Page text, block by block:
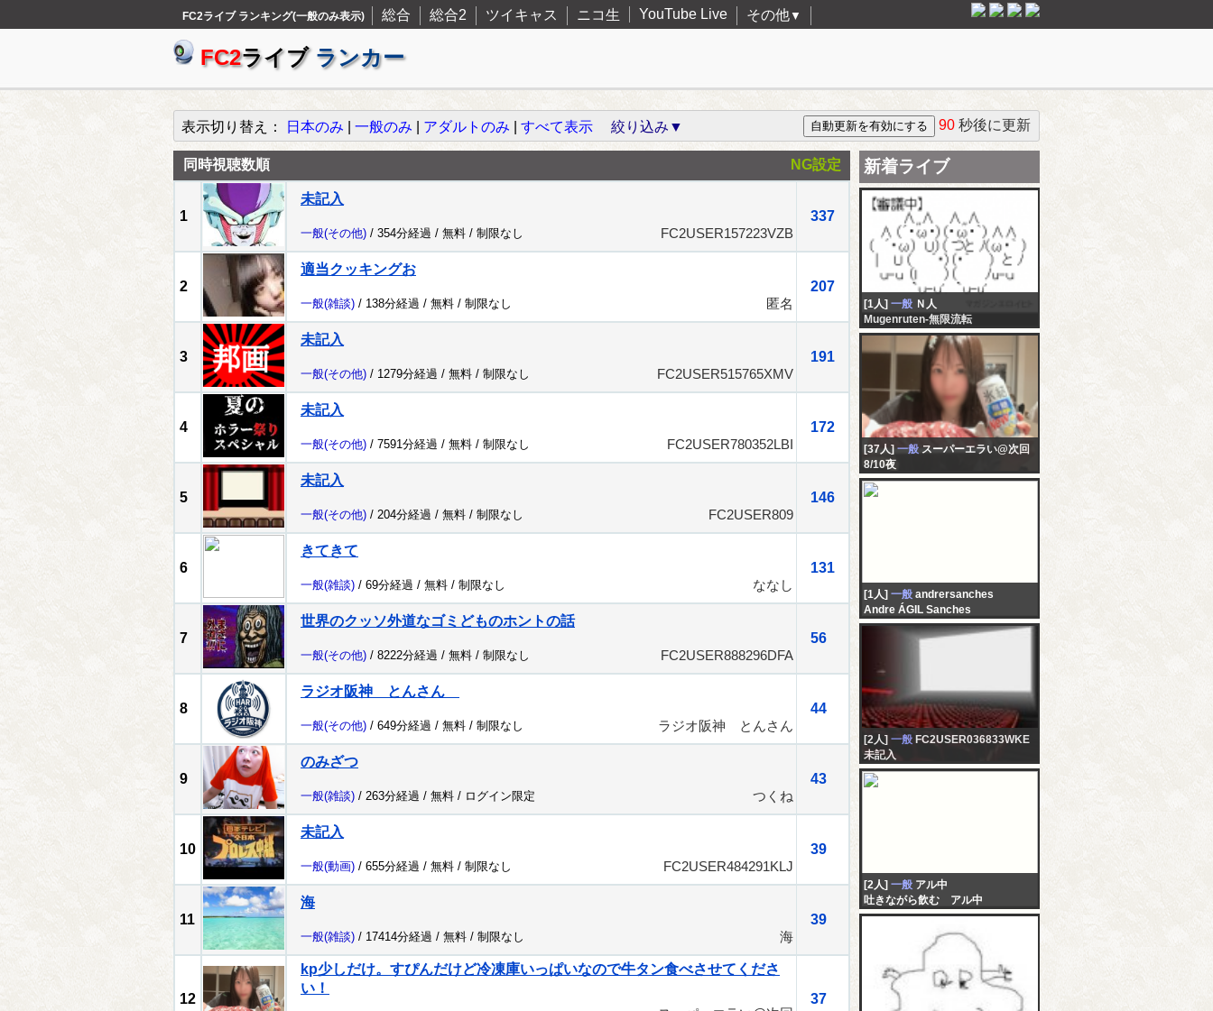
FC2ライブ ランキング(一般のみ表示) 総合 総合2 ツイキャス ニコ生 YouTube Live その他▼
FC2ライブ ランカー
表示切り替え： 日本のみ 一般のみ アダルトのみ すべて表示 絞り込み▼ 90 秒後に更新
同時視聴数順 NG設定
1
未記入
337
一般(その他) / 354分経過 / 無料 / 制限なし FC2USER157223VZB
2
適当クッキングお
207
一般(雑談) / 138分経過 / 無料 / 制限なし 匿名
3
未記入
191
一般(その他) / 1279分経過 / 無料 / 制限なし FC2USER515765XMV
4
未記入
172
一般(その他) / 7591分経過 / 無料 / 制限なし FC2USER780352LBI
5
未記入
146
一般(その他) / 204分経過 / 無料 / 制限なし FC2USER809
6
きてきて
131
一般(雑談) / 69分経過 / 無料 / 制限なし ななし
7
世界のクッソ外道なゴミどものホントの話
56
一般(その他) / 8222分経過 / 無料 / 制限なし FC2USER888296DFA
8
ラジオ阪神 とんさん
44
一般(その他) / 649分経過 / 無料 / 制限なし ラジオ阪神 とんさん
9
のみざつ
43
一般(雑談) / 263分経過 / 無料 / ログイン限定 つくね
10
未記入
39
一般(動画) / 655分経過 / 無料 / 制限なし FC2USER484291KLJ
11
海
39
一般(雑談) / 17414分経過 / 無料 / 制限なし 海
12
kp少しだけ。すぴんだけど冷凍庫いっぱいなので牛タン食べさせてくださ
い！
37
新着ライブ
[1人] 一般 Ｎ人
Mugenruten-無限流転
[37人] 一般 スーパーエラい@次回
8/10夜
kp少しだけ。すぴんだけど冷凍庫
いっぱいなので牛タン食べさせて
[1人] 一般 andrersanches
Andre ÁGIL Sanches
[2人] 一般 FC2USER036833WKE
未記入
[2人] 一般 アル中
吐きながら飲む アル中